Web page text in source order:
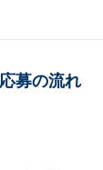
応募の流れ